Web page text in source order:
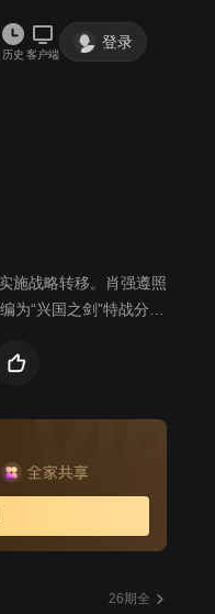
历史 客户端
登录
施战略转移。肖强遵照
为“兴国之剑”特战分
国！”为红军探听情
最终，毛主席通过“兴
明确了红军长征的目
，艰苦卓绝的长征之
26期全